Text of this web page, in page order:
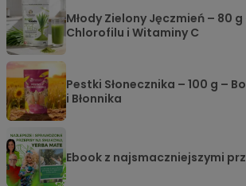
Młody Zielony Jęczmień – 80 g
Chlorofilu i Witaminy C
Pestki Słonecznika – 100 g –
i Błonnika
Ebook z najsmaczniejszymi